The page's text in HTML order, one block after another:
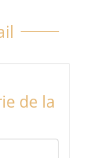
de la